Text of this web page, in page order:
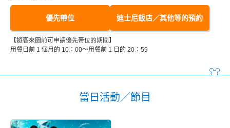
優先帶位 迪士尼飯店／其他等的預約
【遊客來園前可申請優先帶位的期間】
用餐日前 1 個月的 10：00～用餐前 1 日的 20：59
當日活動／節目